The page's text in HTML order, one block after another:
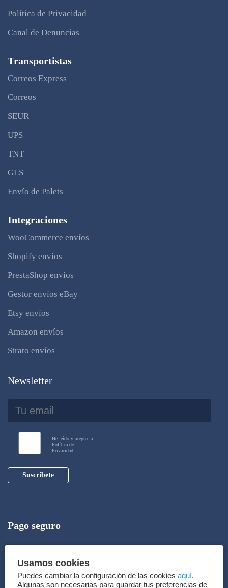
Política de Privacidad
Canal de Denuncias
Transportistas
Correos Express
Correos
SEUR
UPS
TNT
GLS
Envío de Palets
Integraciones
WooCommerce envíos
Shopify envíos
PrestaShop envíos
Gestor envíos eBay
Etsy envíos
Amazon envíos
Strato envíos
Newsletter
He leído y acepto la
Política de
Privacidad
Suscríbete
Pago seguro
Usamos cookies
Puedes cambiar la configuración de las cookies aquí.
Algunas son necesarias para guardar tus preferencias de